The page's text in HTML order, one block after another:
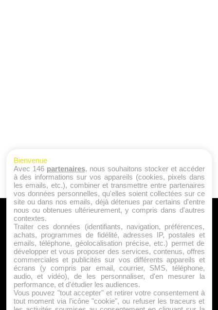
A PROPOS
Qui sommes nous ?
Mentions Légales
Publicité
Politique de Cookies
Contact
Bienvenue
Avec 146 partenaires, nous souhaitons stocker et accéder
à des informations sur vos appareils (cookies, pixels dans
les emails, etc.), combiner et transmettre entre partenaires
vos données personnelles, qu'elles soient collectées sur ce
site ou dans nos emails, déjà détenues par certains d'entre
nous ou obtenues ultérieurement, y compris dans d'autres
contextes.
Traiter ces données (identifiants, navigation, préférences,
achats, programmes de fidélité, adresses IP, postales et
emails, téléphone, géolocalisation précise, etc.) permet de
développer et vous proposer des services, contenus, offres
commerciales et publicités sur vos différents appareils et
écrans (y compris par email, courrier, SMS, téléphone,
audio, et vidéo), de les personnaliser, d'en mesurer la
performance, et d'étudier les audiences.
Vous pouvez "tout accepter" et retirer votre consentement à
tout moment via l'icône "cookie", ou refuser les traceurs et